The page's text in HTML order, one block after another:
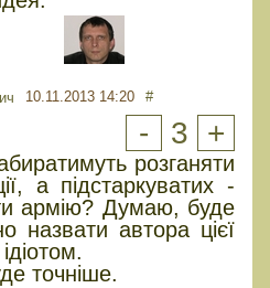
10.11.2013 14:20 #
- 3 +
розганяти
а підстаркуватих -
армію? Думаю, буде
назвати автора цієї
точніше.